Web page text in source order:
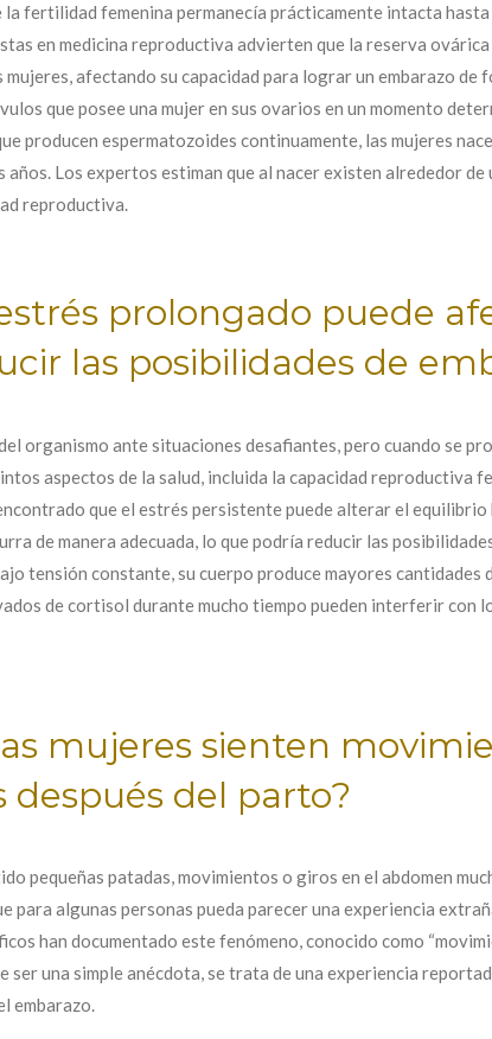
la fertilidad femenina permanecía prácticamente intacta hasta
en medicina reproductiva advierten que la reserva
mujeres, afectando su capacidad para lograr un embarazo de
que posee una mujer en sus ovarios en un momento
producen espermatozoides continuamente, las mujeres
Los expertos estiman que al nacer existen alrededor
reproductiva.
prolongado puede
las posibilidades de
organismo ante situaciones desafiantes, pero cuando se
aspectos de la salud, incluida la capacidad reproductiva
que el estrés persistente puede alterar el equilibrio
de manera adecuada, lo que podría reducir las
tensión constante, su cuerpo produce mayores
de cortisol durante mucho tiempo pueden interferir con
mujeres sienten
después del parto?
pequeñas patadas, movimientos o giros en el abdomen
para algunas personas pueda parecer una experiencia
han documentado este fenómeno, conocido como
ser una simple anécdota, se trata de una experiencia
embarazo.